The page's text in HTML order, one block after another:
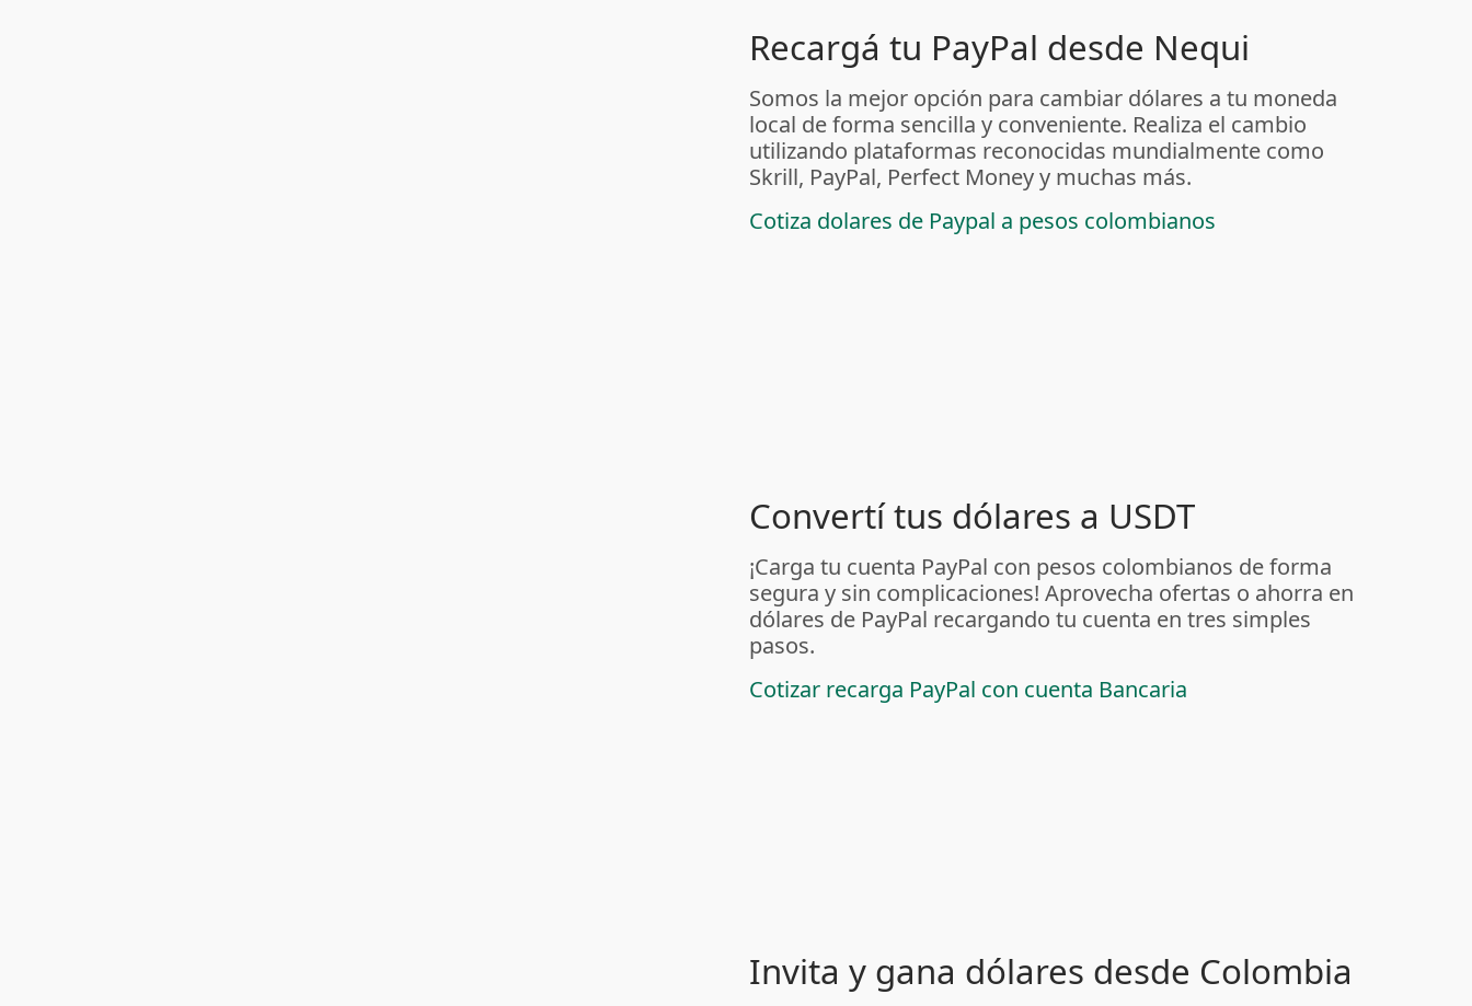
Recargá tu PayPal desde Nequi
Somos la mejor opción para cambiar dólares a tu moneda
local de forma sencilla y conveniente. Realiza el cambio
utilizando plataformas reconocidas mundialmente como
Skrill, PayPal, Perfect Money y muchas más.
Cotiza dolares de Paypal a pesos colombianos
Convertí tus dólares a USDT
¡Carga tu cuenta PayPal con pesos colombianos de forma
segura y sin complicaciones! Aprovecha ofertas o ahorra en
dólares de PayPal recargando tu cuenta en tres simples
pasos.
Cotizar recarga PayPal con cuenta Bancaria
Invita y gana dólares desde Colombia